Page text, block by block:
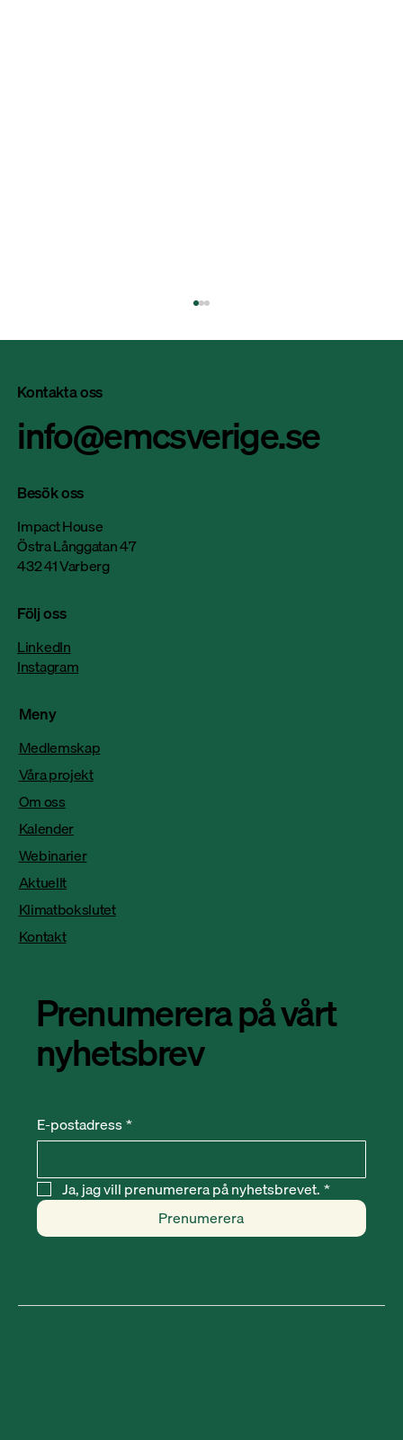
Nitator satsar på hållbar produktion: “Vi
har effektiviserat elförbrukningen med 50
procent på sex år”
Prenumerera på vårt
nyhetsbrev
E-postadress*
Ja, jag vill prenumerera på nyhetsbrevet.*
Prenumerera
Besök oss
Impact House
Östra Långgatan 47
432 41 Varberg
Meny
Medlemskap
Våra projekt
Om oss
Kalender
Webinarier
Aktuellt
Klimatbokslutet
Kontakt
Följ oss
LinkedIn
Instagram
Kontakta oss
info@emcsverige.se